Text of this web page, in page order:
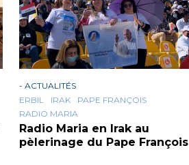
- ACTUALITÉS
ERBIL
IRAK
PAPE FRANÇOIS
RADIO MARIA
Radio Maria en Irak au
pèlerinage du Pape François